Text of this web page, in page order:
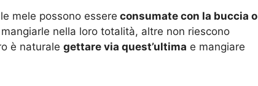
mele possono essere consumate con la buccia o
nella loro totalità, altre non riescono
è naturale gettare via quest’ultima e mangiare